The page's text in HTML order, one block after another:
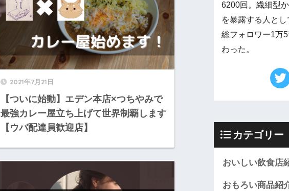
2021年7月21日
【ついに始動】エデン本店×つちやみで
最強カレー屋立ち上げて世界制覇します
【ウバ配達員歓迎店】
6200回。繊細型
を暴露する人と
総フォロワー1万
わった。
カテゴリー
おいしい飲食店
おもろい商品紹